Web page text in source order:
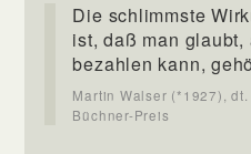
Die schlimmste
ist, daß man glaubt,
bezahlen kann,
Martin Walser (*1927),
Büchner-Preis